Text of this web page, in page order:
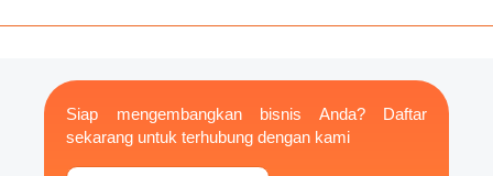
Siap mengembangkan bisnis Anda? Daftar
sekarang untuk terhubung dengan kami